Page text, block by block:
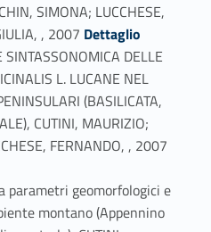
SIMONA; LUCCHESE,
, 2007 Link identifier #identifier_person_158574-52
Dettaglio
DELLE
L. LUCANE NEL
(BASILICATA,
CUTINI, MAURIZIO;
FERNANDO, , 2007
parametri geomorfologici e
montano (Appennino